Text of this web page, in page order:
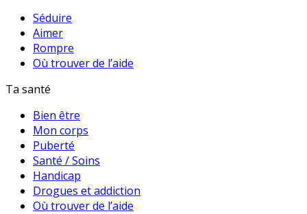
Séduire
Aimer
Rompre
Où trouver de l’aide
Ta santé
Bien être
Mon corps
Puberté
Santé / Soins
Handicap
Drogues et addiction
Où trouver de l’aide